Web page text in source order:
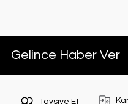
Gelince Haber Ver
Tavsiye Et